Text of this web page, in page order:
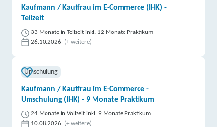
Kaufmann / Kauffrau im E-Commerce (IHK) -
Teilzeit
33 Monate in Teilzeit inkl. 12 Monate Praktikum
26.10.2026
(+ weitere)
Umschulung
Kaufmann / Kauffrau im E-Commerce -
Umschulung (IHK) - 9 Monate Praktikum
24 Monate in Vollzeit inkl. 9 Monate Praktikum
10.08.2026
(+ weitere)